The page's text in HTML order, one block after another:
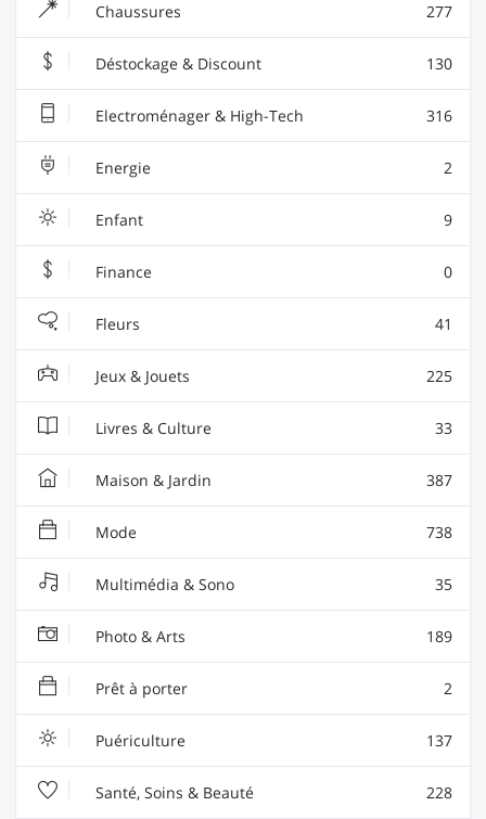
Chaussures 277
Déstockage & Discount 130
Electroménager & High-Tech 316
Energie 2
Enfant 9
Finance 0
Fleurs 41
Jeux & Jouets 225
Livres & Culture 33
Maison & Jardin 387
Mode 738
Multimédia & Sono 35
Photo & Arts 189
Prêt à porter 2
Puériculture 137
Santé, Soins & Beauté 228